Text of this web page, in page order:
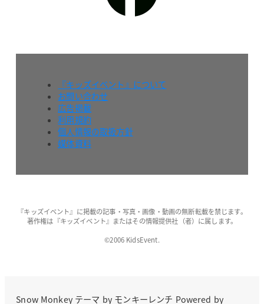
『キッズイベント』について
お問い合わせ
広告掲載
利用規約
個人情報の取扱方針
媒体資料
『キッズイベント』に掲載の記事・写真・画像・動画の無断転載を禁じます。
著作権は『キッズイベント』またはその情報提供社（者）に属します。
©2006 KidsEvent.
Snow Monkeyテーマ by モンキーレンチ Powered by